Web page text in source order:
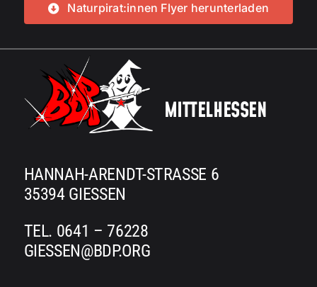
Naturpirat:innen Flyer herunterladen
MITTELHESSEN
HANNAH-ARENDT-STRASSE 6
35394 GIESSEN
TEL. 0641 – 76228
GIESSEN@BDP.ORG